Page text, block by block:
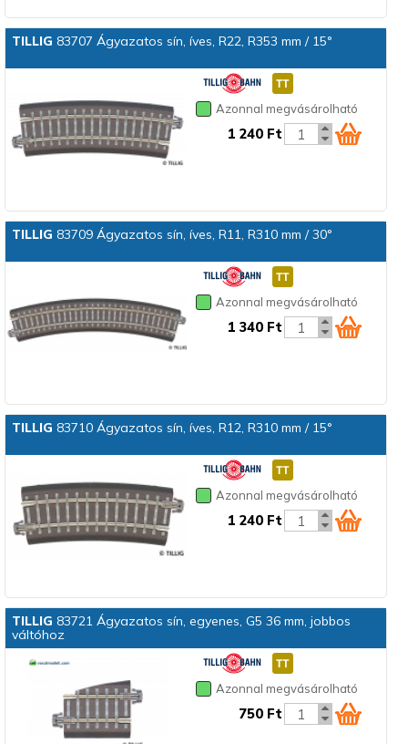
TILLIG 83707 Ágyazatos sín, íves, R22, R353 mm / 15°
Azonnal megvásárolható
1 240 Ft
TILLIG 83709 Ágyazatos sín, íves, R11, R310 mm / 30°
Azonnal megvásárolható
1 340 Ft
TILLIG 83710 Ágyazatos sín, íves, R12, R310 mm / 15°
Azonnal megvásárolható
1 240 Ft
TILLIG 83721 Ágyazatos sín, egyenes, G5 36 mm, jobbos
váltóhoz
Azonnal megvásárolható
750 Ft